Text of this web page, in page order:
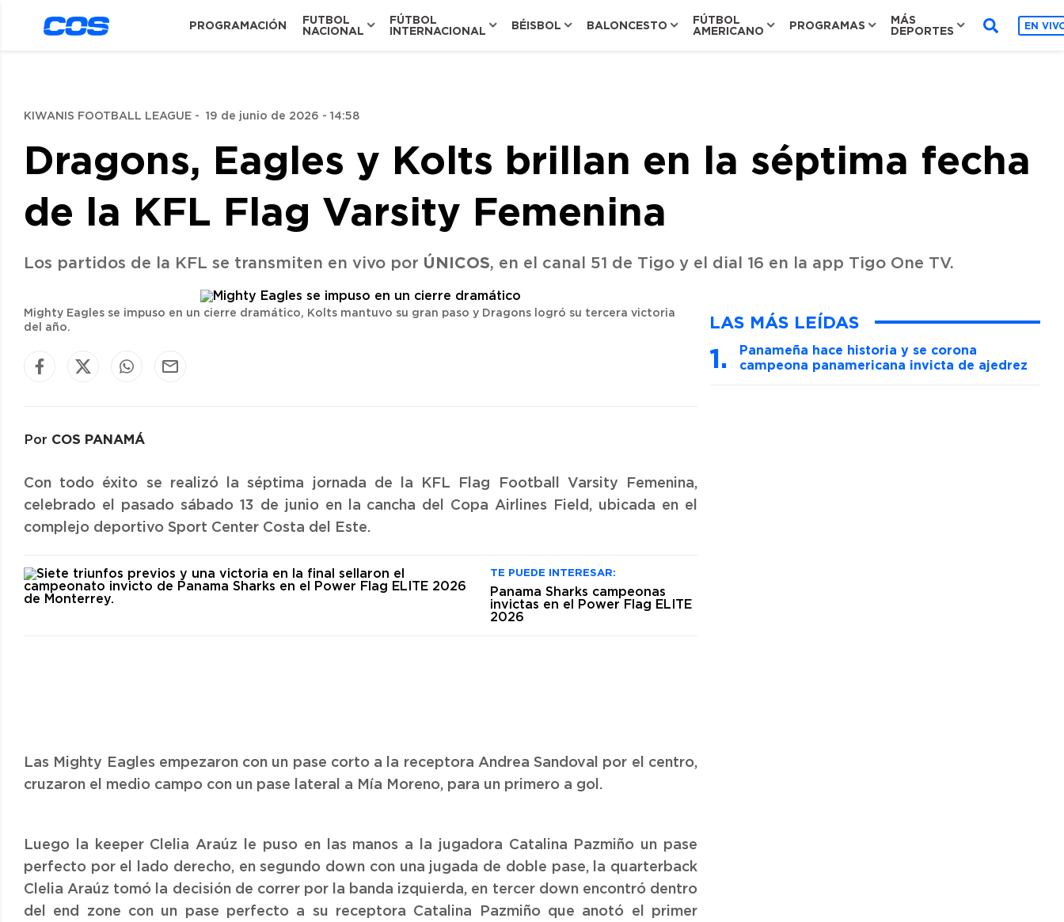
PROGRAMACIÓN
FUTBOL
NACIONAL
FÚTBOL
INTERNACIONAL
BÉISBOL BALONCESTO
FÚTBOL
AMERICANO
PROGRAMAS
MÁS
DEPORTES
EN
KIWANIS FOOTBALL LEAGUE - 19 de junio de 2026 - 14:58
Dragons, Eagles y Kolts brillan en la séptima fecha
de la KFL Flag Varsity Femenina
Los partidos de la KFL se transmiten en vivo por ÚNICOS, en el canal 51 de Tigo y el dial 16 en la app Tigo One TV.
Mighty Eagles se impuso en un cierre dramático, Kolts mantuvo su gran paso y Dragons logró su tercera victoria
del año.
Por COS PANAMÁ
Con todo éxito se realizó la séptima jornada de la KFL Flag Football Varsity Femenina,
celebrado el pasado sábado 13 de junio en la cancha del Copa Airlines Field, ubicada en el
complejo deportivo Sport Center Costa del Este.
TE PUEDE INTERESAR:
Panama Sharks campeonas
invictas en el Power Flag ELITE
2026
Las Mighty Eagles empezaron con un pase corto a la receptora Andrea Sandoval por el centro,
cruzaron el medio campo con un pase lateral a Mía Moreno, para un primero a gol.
Luego la keeper Clelia Araúz le puso en las manos a la jugadora Catalina Pazmiño un pase
perfecto por el lado derecho, en segundo down con una jugada de doble pase, la quarterback
Clelia Araúz tomó la decisión de correr por la banda izquierda, en tercer down encontró dentro
del end zone con un pase perfecto a su receptora Catalina Pazmiño que anotó el primer
LAS MÁS LEÍDAS
Panameña hace historia y se corona
campeona panamericana invicta de ajedrez